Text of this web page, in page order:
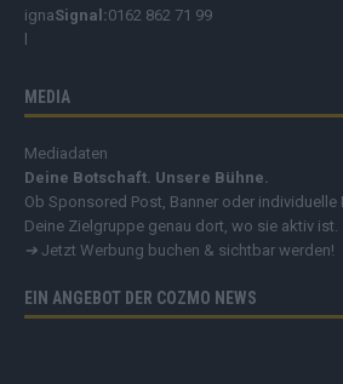
Signal:0162 862 71 99
MEDIA
Mediadaten
Deine Botschaft. Unsere Bühne.
Ob Sponsored Post, Banner oder
Deine Zielgruppe genau dort, wo sie aktiv ist.
➔ Jetzt Werbung buchen & sichtbar werden!
EIN ANGEBOT DER COZMO NEWS